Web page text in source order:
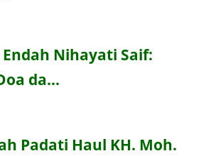
Nihayati Saif:
da…
Padati Haul KH. Moh.